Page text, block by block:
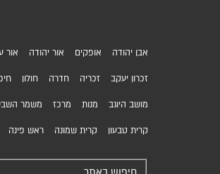
אבן יהודה אופקים אור יהודה אור
זכרון יעקב זכריה חדרה חולון
מושב היוגב מנות מרכז משמר
קרית טבעון קרית שמונה ראש פינה